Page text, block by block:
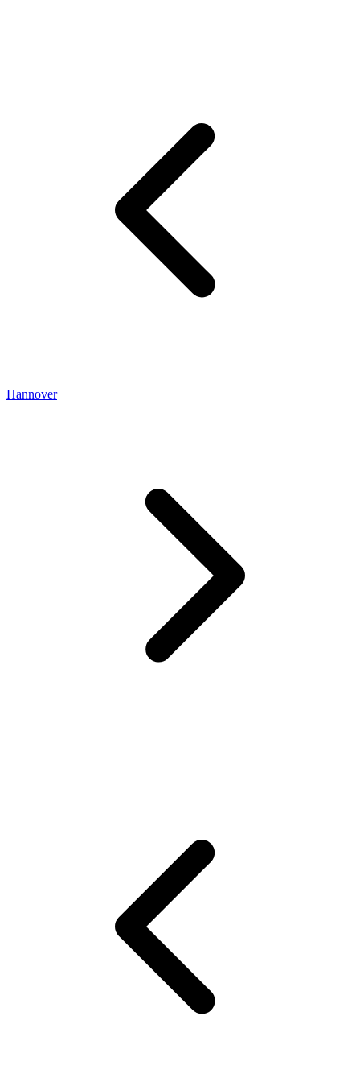
Hannover